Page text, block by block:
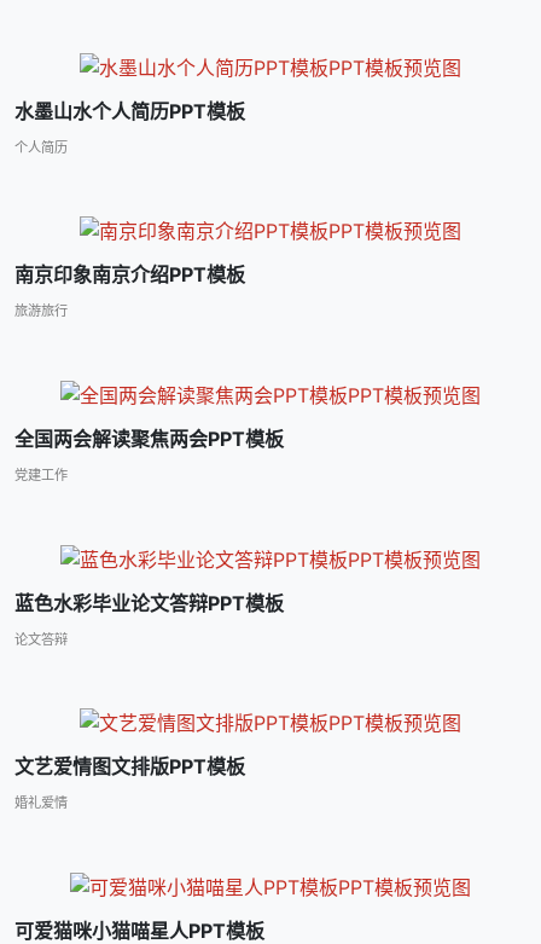
水墨山水个人简历PPT模板
个人简历
南京印象南京介绍PPT模板
旅游旅行
全国两会解读聚焦两会PPT模板
党建工作
蓝色水彩毕业论文答辩PPT模板
论文答辩
文艺爱情图文排版PPT模板
婚礼爱情
可爱猫咪小猫喵星人PPT模板